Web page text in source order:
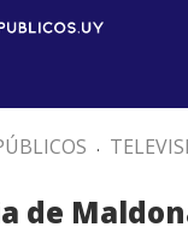
.
de